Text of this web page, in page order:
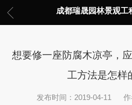
成都瑞晟园林景观工
想要修一座防腐木凉亭，
工方法是怎样
发布时间：2019-04-11 作